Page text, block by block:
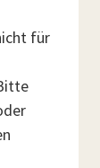
für